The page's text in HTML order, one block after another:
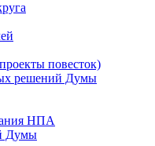
повесток)
решений Думы
НПА
Думы